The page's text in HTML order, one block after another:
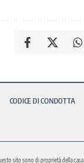
CODICE DI CONDOTTA
sito sono di proprietà della casa